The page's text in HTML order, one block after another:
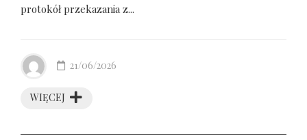
protokół przekazania z...
WIĘCEJ
21/06/2026